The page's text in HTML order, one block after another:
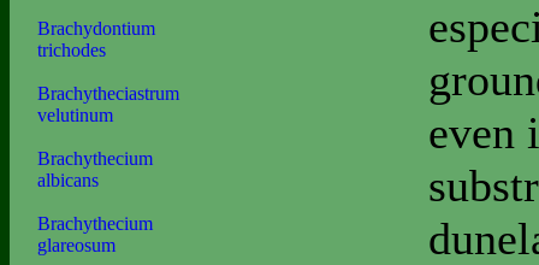
Brachydontium
trichodes
Brachytheciastrum
velutinum
Brachythecium
albicans
Brachythecium
glareosum
even